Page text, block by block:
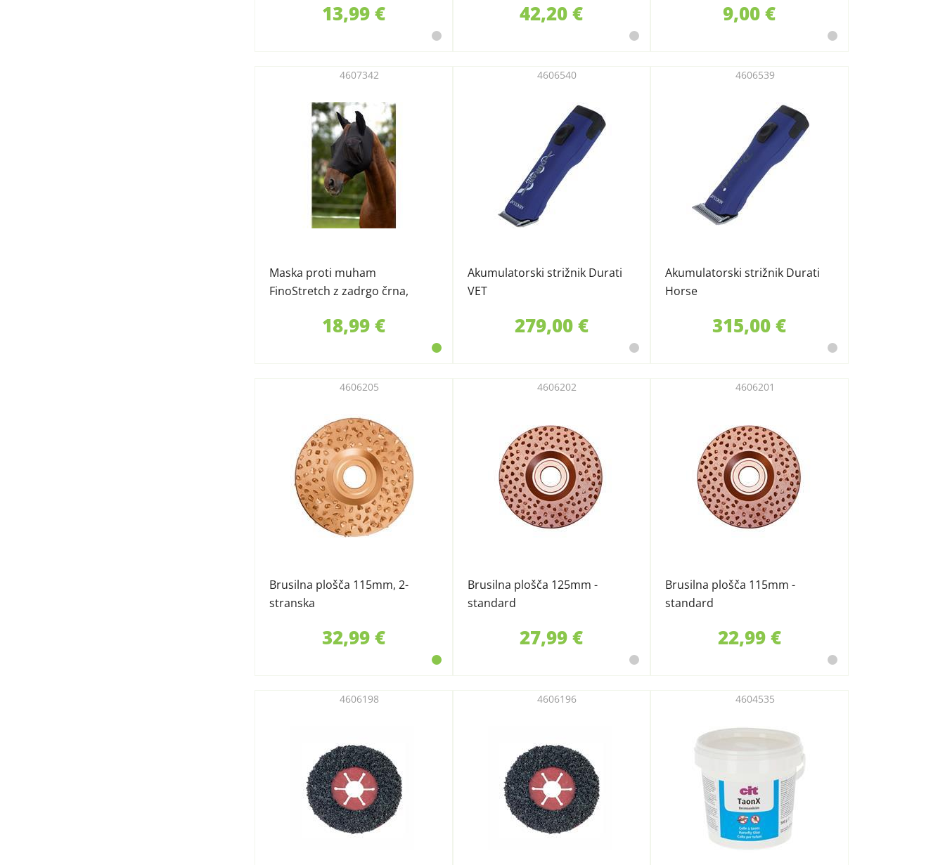
13,99 € 42,20 € 9,00 €
Maska proti muham
FinoStretch z zadrgo črna,
4607342
18,99 €
Akumulatorski strižnik Durati
VET
4606540
279,00 €
Akumulatorski strižnik Durati
Horse
4606539
315,00 €
Brusilna plošča 115mm, 2-
stranska
4606205
32,99 €
Brusilna plošča 125mm -
standard
4606202
27,99 €
Brusilna plošča 115mm -
standard
4606201
22,99 €
4606198 4606196 4604535